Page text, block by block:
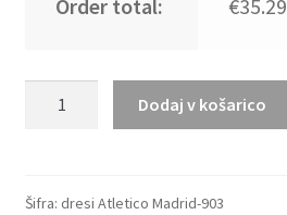
Order total: €35.29
Dresi
Dodaj v košarico
Šifra: dresi Atletico Madrid-903